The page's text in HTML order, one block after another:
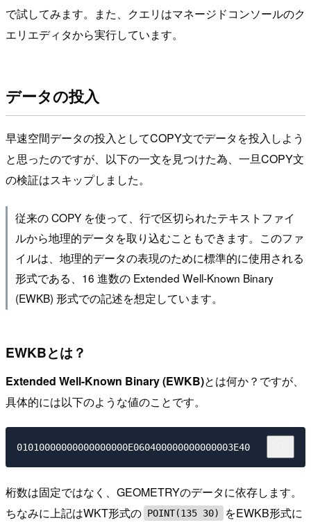
で試してみます。また、クエリはマネージドコンソールのク
エリエディタから実行しています。
データの投入
早速空間データの投入としてCOPY文でデータを投入しよう
と思ったのですが、以下の一文を見つけた為、一旦COPY文
の検証はスキップしました。
従来の COPY を使って、行で区切られたテキストファイ
ルから地理的データを取り込むこともできます。このファ
イルは、地理的データの表現のために標準的に使用される
形式である、16 進数の Extended Well-Known Binary
(EWKB) 形式での記述を想定しています。
EWKBとは？
Extended Well-Known Binary (EWKB)とは何か？ですが、
具体的には以下のような値のことです。
桁数は固定ではなく、GEOMETRYのデータに依存します。
ちなみに上記はWKT形式の POINT(135 30)
をEWKB形式に